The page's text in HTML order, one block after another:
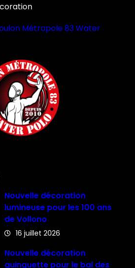
Métropole 83 Water
Nouvelle décoration
lumineuse pour les 100 ans
de Vollono
16 juillet 2026
Nouvelle décoration
guinguette pour le bal des